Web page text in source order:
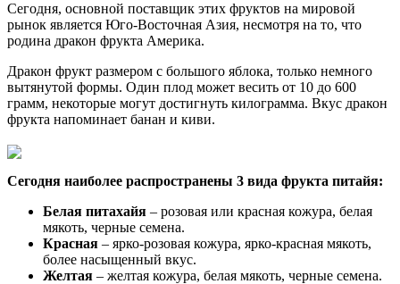
Сегодня, основной поставщик этих фруктов на мировой
рынок является Юго-Восточная Азия, несмотря на то, что
родина дракон фрукта Америка.
Дракон фрукт размером с большого яблока, только немного
вытянутой формы. Один плод может весить от 10 до 600
грамм, некоторые могут достигнуть килограмма. Вкус дракон
фрукта напоминает банан и киви.
Сегодня наиболее распространены 3 вида фрукта питайя:
Белая питахайя – розовая или красная кожура, белая
мякоть, черные семена.
Красная – ярко-розовая кожура, ярко-красная мякоть,
более насыщенный вкус.
Желтая – желтая кожура, белая мякоть, черные семена.